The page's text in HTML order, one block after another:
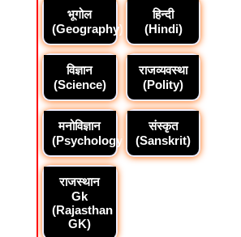
भूगोल
(Geography)
हिन्दी
(Hindi)
विज्ञान
(Science)
राजव्यवस्था
(Polity)
मनोविज्ञान
(Psychology)
संस्कृत
(Sanskrit)
राजस्थान
Gk
(Rajasthan
GK)